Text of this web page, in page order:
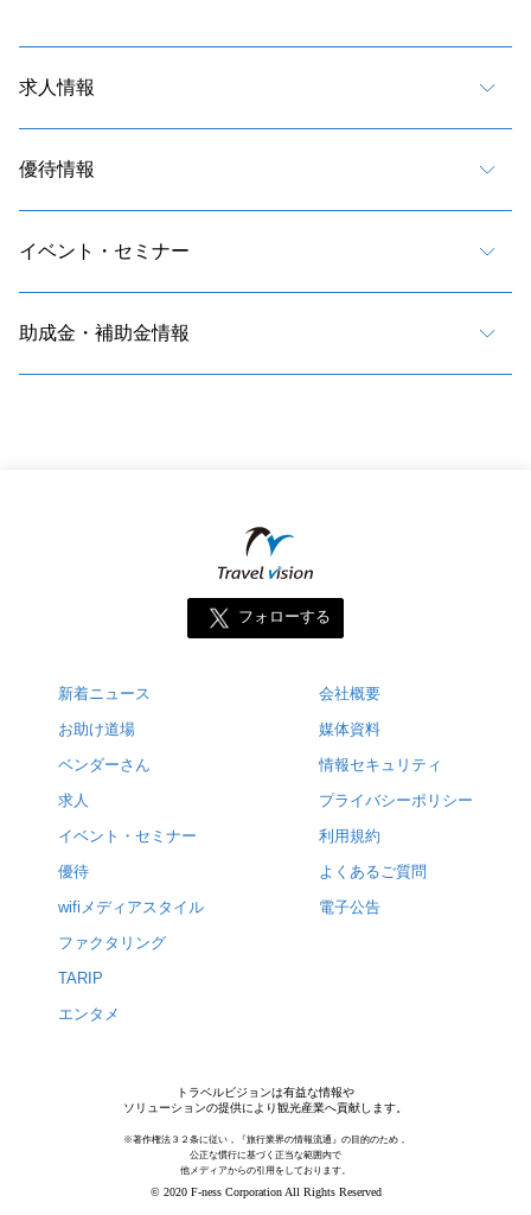
求人情報
優待情報
イベント・セミナー
助成金・補助金情報
フォローする
新着ニュース
お助け道場
ベンダーさん
求人
イベント・セミナー
優待
wifiメディアスタイル
ファクタリング
TARIP
エンタメ
会社概要
媒体資料
情報セキュリティ
プライバシーポリシー
利用規約
よくあるご質問
電子公告
トラベルビジョンは有益な情報や
ソリューションの提供により観光産業へ貢献します。
※著作権法３２条に従い，『旅行業界の情報流通』の目的のため，
公正な慣行に基づく正当な範囲内で
他メディアからの引用をしております。
© 2020 F-ness Corporation All Rights Reserved